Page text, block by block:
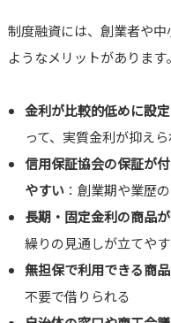
制度融資には、創業者や
ようなメリットがあります。
金利が比較的低めに設
って、実質金利が抑え
信用保証協会の保証が
やすい ：創業期や業歴
長期・固定金利の商品
繰りの見通しが立てや
無担保で利用できる商
不要で借りられる